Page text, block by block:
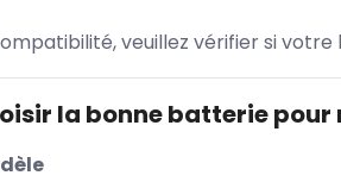
veuillez vérifier si
la bonne batterie pour